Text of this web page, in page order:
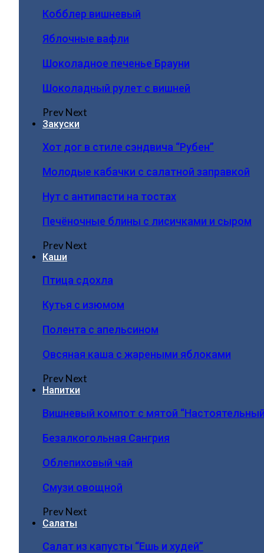
Кобблер вишневый
Яблочные вафли
Шоколадное печенье Брауни
Шоколадный рулет с вишней
PrevNext
Закуски
Хот дог в стиле сэндвича “Рубен”
Молодые кабачки с салатной заправкой
Нут с антипасти на тостах
Печёночные блины с лисичками и сыром
PrevNext
Каши
Птица сдохла
Кутья с изюмом
Полента с апельсином
Овсяная каша с жареными яблоками
PrevNext
Напитки
Вишневый компот с мятой
Безалкогольная Сангрия
Облепиховый чай
Смузи овощной
PrevNext
Салаты
Салат из капусты “Ешь и худей”